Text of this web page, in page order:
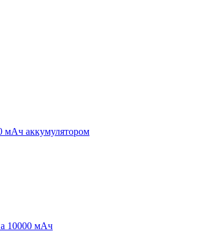
мАч аккумулятором
10000 мАч